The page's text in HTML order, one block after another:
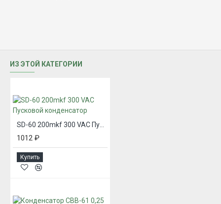
ИЗ ЭТОЙ КАТЕГОРИИ
1012 ₽
Купить